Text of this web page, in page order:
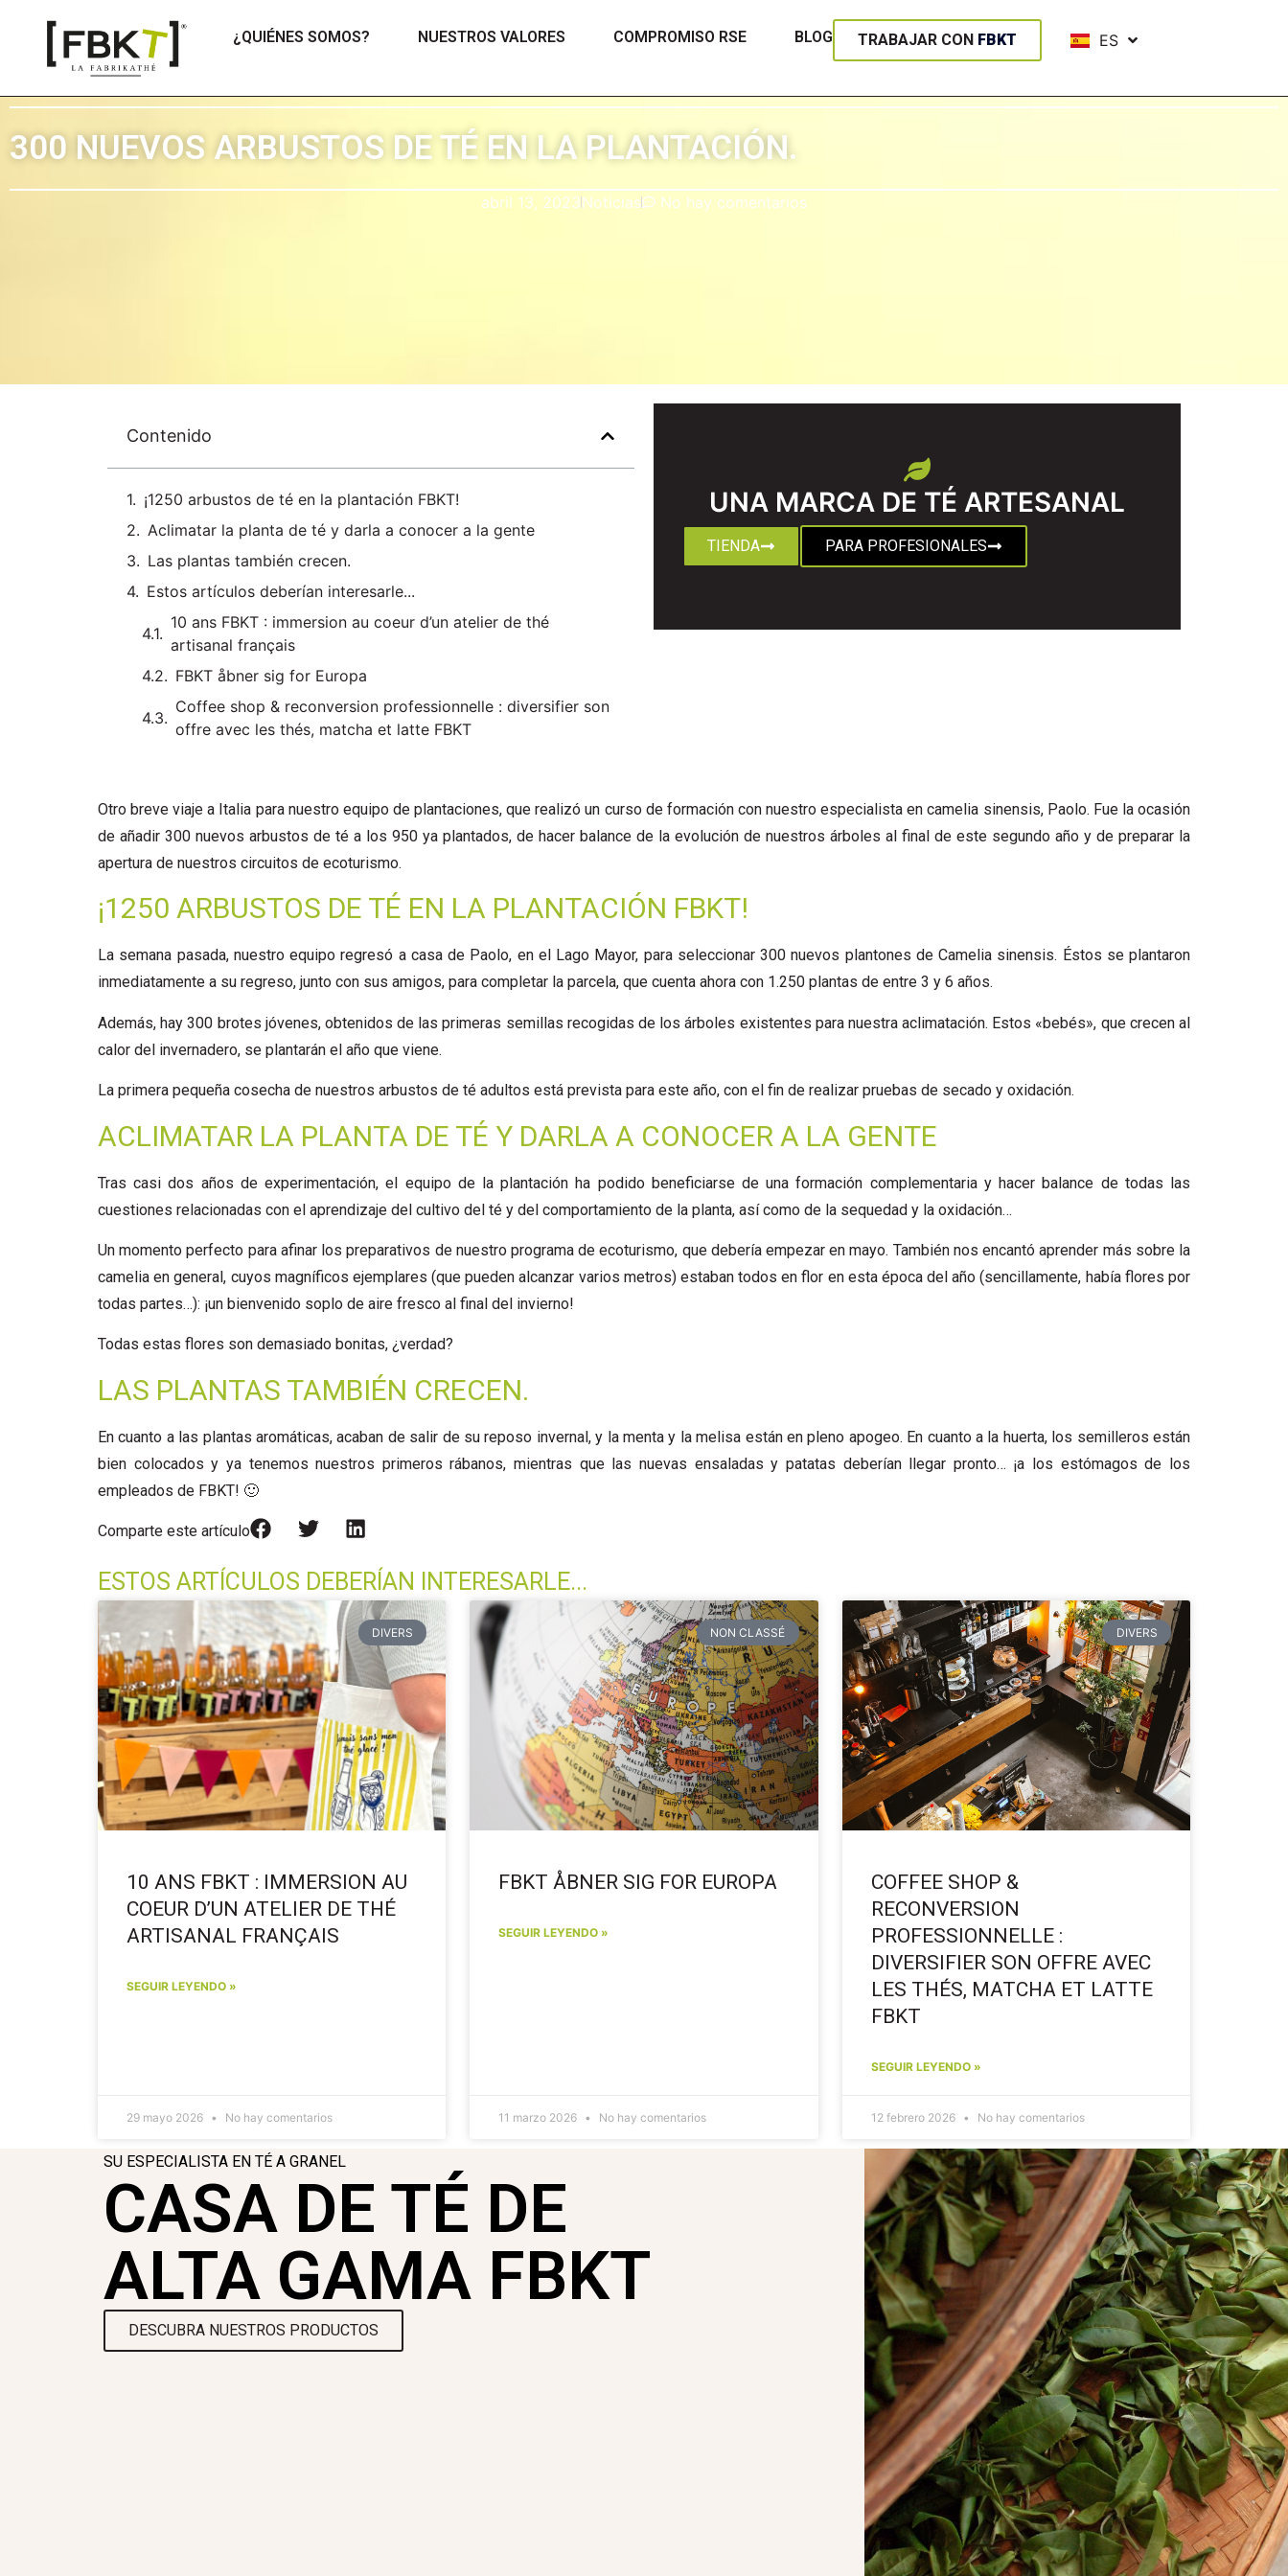
¿QUIÉNES SOMOS? NUESTROS VALORES COMPROMISO RSE BLOG TRABAJAR CON FBKT ES
NL
300 NUEVOS ARBUSTOS DE TÉ EN LA PLANTACIÓN.
abril 13, 2023Noticias No hay comentarios
Contenido
¡1250 arbustos de té en la plantación FBKT!
Aclimatar la planta de té y darla a conocer a la gente
Las plantas también crecen.
Estos artículos deberían interesarle...
10 ans FBKT : immersion au coeur d’un atelier de thé
artisanal français
FBKT åbner sig for Europa
Coffee shop & reconversion professionnelle : diversifier son
offre avec les thés, matcha et latte FBKT
UNA MARCA DE TÉ ARTESANAL
TIENDA PARA PROFESIONALES
Otro breve viaje a Italia para nuestro equipo de plantaciones, que realizó un curso de formación con nuestro especialista en camelia sinensis, Paolo. Fue la ocasión
de añadir 300 nuevos arbustos de té a los 950 ya plantados, de hacer balance de la evolución de nuestros árboles al final de este segundo año y de preparar la
apertura de nuestros circuitos de ecoturismo.
¡1250 ARBUSTOS DE TÉ EN LA PLANTACIÓN FBKT!
La semana pasada, nuestro equipo regresó a casa de Paolo, en el Lago Mayor, para seleccionar 300 nuevos plantones de Camelia sinensis. Éstos se plantaron
inmediatamente a su regreso, junto con sus amigos, para completar la parcela, que cuenta ahora con 1.250 plantas de entre 3 y 6 años.
Además, hay 300 brotes jóvenes, obtenidos de las primeras semillas recogidas de los árboles existentes para nuestra aclimatación. Estos «bebés», que crecen al
calor del invernadero, se plantarán el año que viene.
La primera pequeña cosecha de nuestros arbustos de té adultos está prevista para este año, con el fin de realizar pruebas de secado y oxidación.
ACLIMATAR LA PLANTA DE TÉ Y DARLA A CONOCER A LA GENTE
Tras casi dos años de experimentación, el equipo de la plantación ha podido beneficiarse de una formación complementaria y hacer balance de todas las
cuestiones relacionadas con el aprendizaje del cultivo del té y del comportamiento de la planta, así como de la sequedad y la oxidación…
Un momento perfecto para afinar los preparativos de nuestro programa de ecoturismo, que debería empezar en mayo. También nos encantó aprender más sobre la
camelia en general, cuyos magníficos ejemplares (que pueden alcanzar varios metros) estaban todos en flor en esta época del año (sencillamente, había flores por
todas partes…): ¡un bienvenido soplo de aire fresco al final del invierno!
Todas estas flores son demasiado bonitas, ¿verdad?
LAS PLANTAS TAMBIÉN CRECEN.
En cuanto a las plantas aromáticas, acaban de salir de su reposo invernal, y la menta y la melisa están en pleno apogeo. En cuanto a la huerta, los semilleros están
bien colocados y ya tenemos nuestros primeros rábanos, mientras que las nuevas ensaladas y patatas deberían llegar pronto… ¡a los estómagos de los
empleados de FBKT! 🙂
Comparte este artículo
ESTOS ARTÍCULOS DEBERÍAN INTERESARLE...
DIVERS
10 ANS FBKT : IMMERSION AU
COEUR D’UN ATELIER DE THÉ
ARTISANAL FRANÇAIS
SEGUIR LEYENDO »
29 mayo 2026 No hay comentarios
NON CLASSÉ
FBKT ÅBNER SIG FOR EUROPA
SEGUIR LEYENDO »
11 marzo 2026 No hay comentarios
DIVERS
COFFEE SHOP &
RECONVERSION
PROFESSIONNELLE :
DIVERSIFIER SON OFFRE AVEC
LES THÉS, MATCHA ET LATTE
FBKT
SEGUIR LEYENDO »
12 febrero 2026 No hay comentarios
SU ESPECIALISTA EN TÉ A GRANEL
CASA DE TÉ DE
ALTA GAMA FBKT
DESCUBRA NUESTROS PRODUCTOS